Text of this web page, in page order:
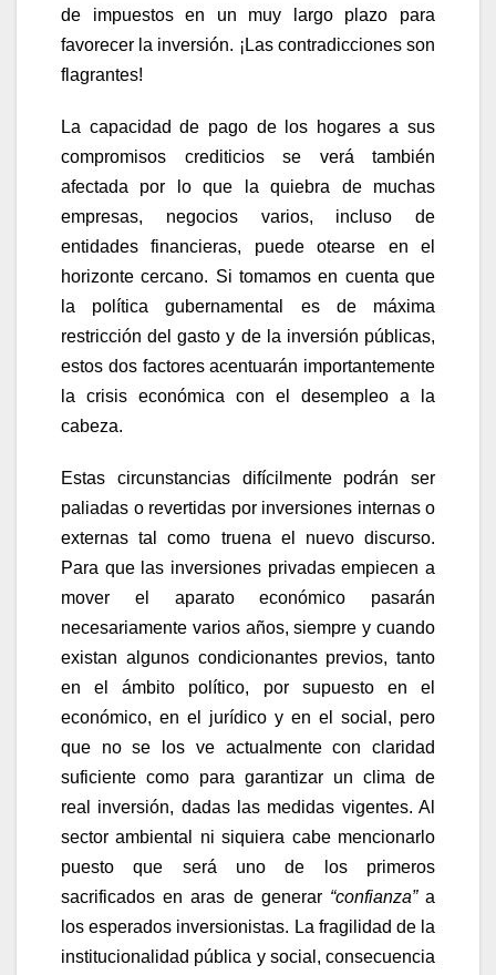
de impuestos en un muy largo plazo para
favorecer la inversión. ¡Las contradicciones son
flagrantes!
La capacidad de pago de los hogares a sus
compromisos crediticios se verá también
afectada por lo que la quiebra de muchas
empresas, negocios varios, incluso de
entidades financieras, puede otearse en el
horizonte cercano. Si tomamos en cuenta que
la política gubernamental es de máxima
restricción del gasto y de la inversión públicas,
estos dos factores acentuarán importantemente
la crisis económica con el desempleo a la
cabeza.
Estas circunstancias difícilmente podrán ser
paliadas o revertidas por inversiones internas o
externas tal como truena el nuevo discurso.
Para que las inversiones privadas empiecen a
mover el aparato económico pasarán
necesariamente varios años, siempre y cuando
existan algunos condicionantes previos, tanto
en el ámbito político, por supuesto en el
económico, en el jurídico y en el social, pero
que no se los ve actualmente con claridad
suficiente como para garantizar un clima de
real inversión, dadas las medidas vigentes. Al
sector ambiental ni siquiera cabe mencionarlo
puesto que será uno de los primeros
sacrificados en aras de generar “confianza”a
los esperados inversionistas. La fragilidad de la
institucionalidad pública y social, consecuencia